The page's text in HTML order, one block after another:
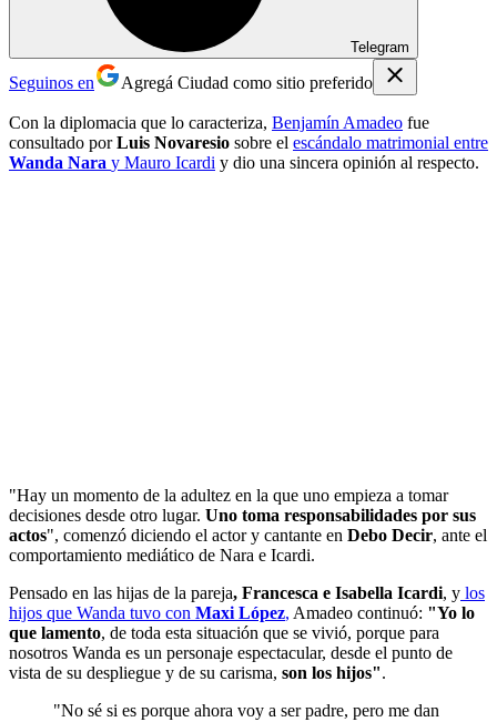
Telegram
Seguinos en Agregá Ciudad como sitio preferido
Con la diplomacia que lo caracteriza, Benjamín Amadeo fue
consultado porLuis Novaresio sobre el escándalo matrimonial entre
Wanda Nara y Mauro Icardi y dio una sincera opinión al respecto.
"Hay un momento de la adultez en la que uno empieza a tomar
decisiones desde otro lugar. Uno toma responsabilidades por sus
actos", comenzó diciendo el actor y cantante en Debo Decir, ante el
comportamiento mediático de Nara e Icardi.
Pensado en las hijas de la pareja, Francesca e Isabella Icardi, y los
hijos que Wanda tuvo con Maxi López, Amadeo continuó: "Yo lo
que lamento, de toda esta situación que se vivió, porque para
nosotros Wanda es un personaje espectacular, desde el punto de
vista de su despliegue y de su carisma, son los hijos".
"No sé si es porque ahora voy a ser padre, pero me dan